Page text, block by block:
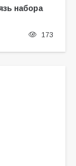
набора
173